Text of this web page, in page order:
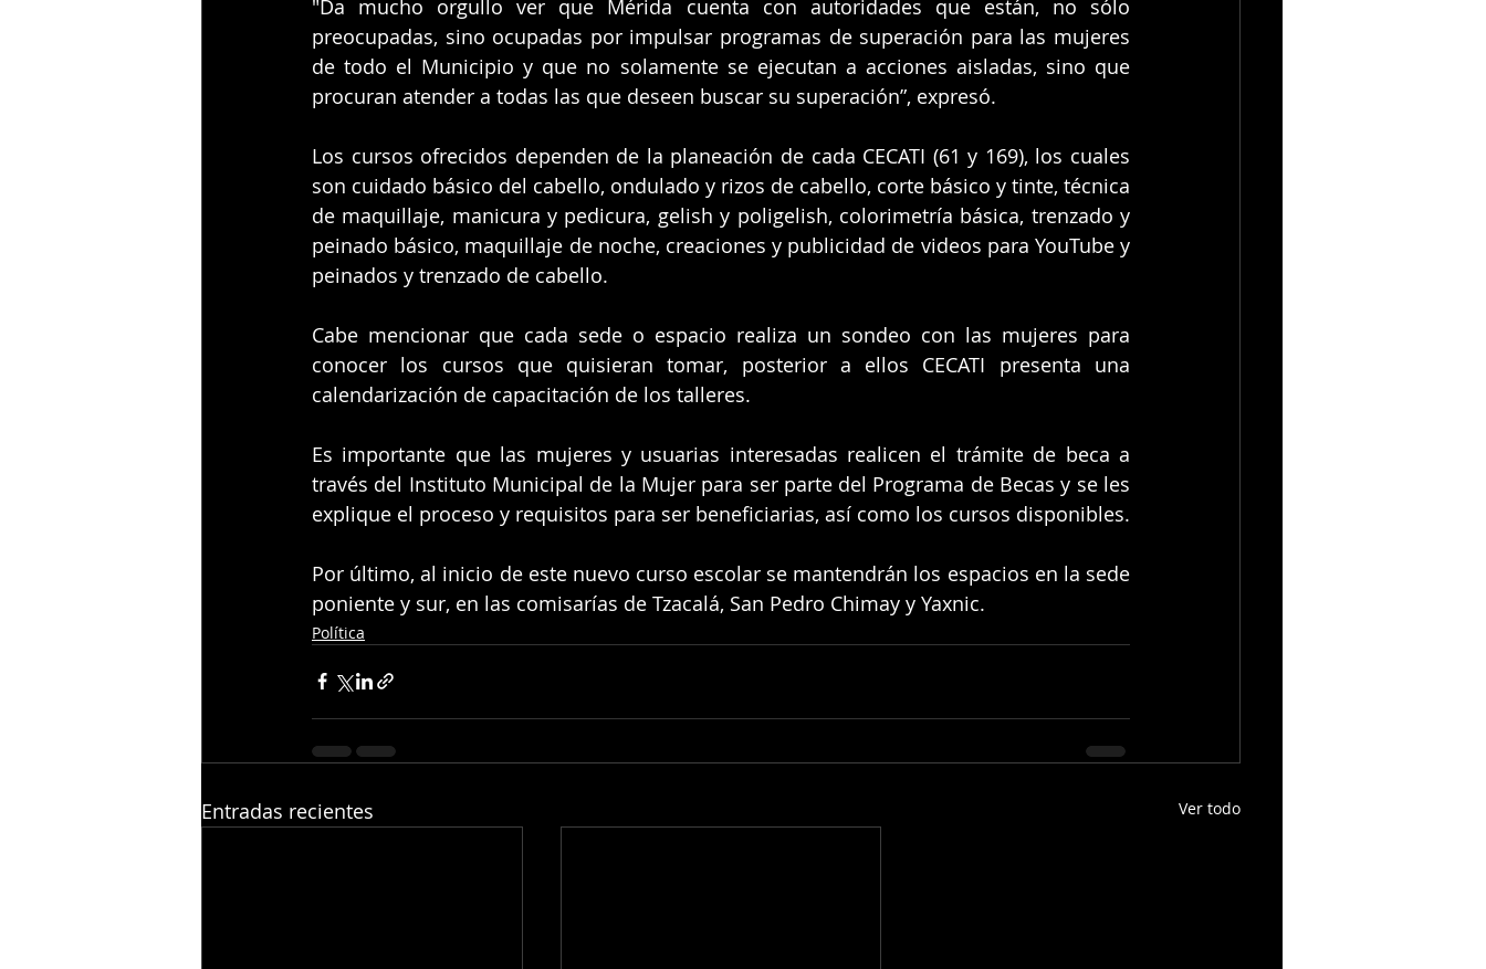
"Da mucho orgullo ver que Mérida cuenta con autoridades que están, no sólo
preocupadas, sino ocupadas por impulsar programas de superación para las mujeres
de todo el Municipio y que no solamente se ejecutan a acciones aisladas, sino que
procuran atender a todas las que deseen buscar su superación”, expresó.
Los cursos ofrecidos dependen de la planeación de cada CECATI (61 y 169), los cuales
son cuidado básico del cabello, ondulado y rizos de cabello, corte básico y tinte, técnica
de maquillaje, manicura y pedicura, gelish y poligelish, colorimetría básica, trenzado y
peinado básico, maquillaje de noche, creaciones y publicidad de videos para YouTube y
peinados y trenzado de cabello.
Cabe mencionar que cada sede o espacio realiza un sondeo con las mujeres para
conocer los cursos que quisieran tomar, posterior a ellos CECATI presenta una
calendarización de capacitación de los talleres.
Es importante que las mujeres y usuarias interesadas realicen el trámite de beca a
través del Instituto Municipal de la Mujer para ser parte del Programa de Becas y se les
explique el proceso y requisitos para ser beneficiarias, así como los cursos disponibles.
Por último, al inicio de este nuevo curso escolar se mantendrán los espacios en la sede
poniente y sur, en las comisarías de Tzacalá, San Pedro Chimay y Yaxnic.
Política
Entradas recientes Ver todo